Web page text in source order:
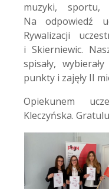
muzyki,
Na odpowiedź
Rywalizacji
i Skierniewic.
spisały,
punkty i zajęły II
Opiekunem
Kleczyńska.